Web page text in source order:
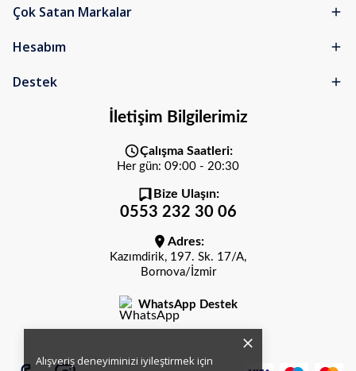
Alışveriş deneyiminizi iyileştirmek için
Çok Satan Markalar
Hesabım
Destek
İletişim Bilgilerimiz
Çalışma Saatleri:
Her gün: 09:00 - 20:30
Bize Ulaşın:
0553 232 30 06
Adres:
Kazımdirik, 197. Sk. 17/A,
Bornova/İzmir
WhatsApp Destek